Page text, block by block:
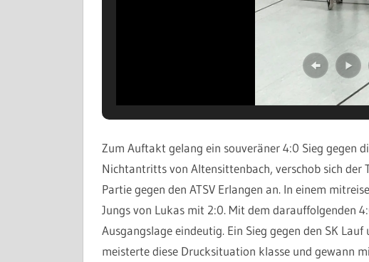
Zum Auftakt gelang ein souveräner 4:0 Sieg gegen
Nichtantritts von Altensittenbach, verschob sich der
Partie gegen den ATSV Erlangen an. In einem
Jungs von Lukas mit 2:0. Mit dem darauffolgenden
Ausgangslage eindeutig. Ein Sieg gegen den SK
meisterte diese Drucksituation klasse und gewann